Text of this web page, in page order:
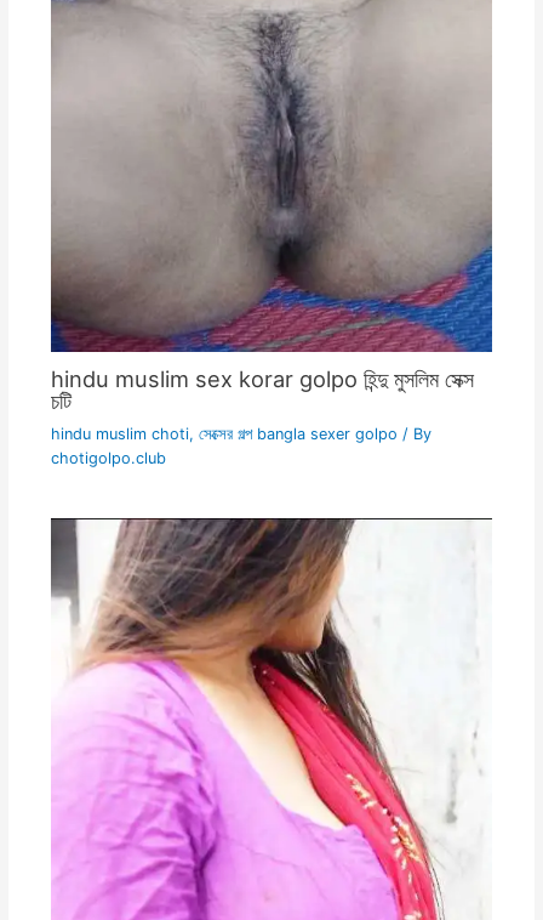
hindu muslim sex korar golpo হিন্দু মুসলিম সেক্স
চটি
hindu muslim choti, সেক্সের গল্প bangla sexer golpo / By
chotigolpo.club